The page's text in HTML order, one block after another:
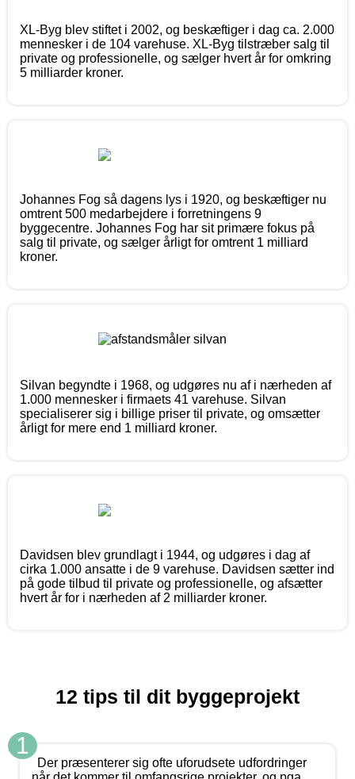
XL-Byg blev stiftet i 2002, og beskæftiger i dag ca. 2.000
mennesker i de 104 varehuse. XL-Byg tilstræber salg til
private og professionelle, og sælger hvert år for omkring
5 milliarder kroner.
Johannes Fog så dagens lys i 1920, og beskæftiger nu
omtrent 500 medarbejdere i forretningens 9
byggecentre. Johannes Fog har sit primære fokus på
salg til private, og sælger årligt for omtrent 1 milliard
kroner.
Silvan begyndte i 1968, og udgøres nu af i nærheden af
1.000 mennesker i firmaets 41 varehuse. Silvan
specialiserer sig i billige priser til private, og omsætter
årligt for mere end 1 milliard kroner.
Davidsen blev grundlagt i 1944, og udgøres i dag af
cirka 1.000 ansatte i de 9 varehuse. Davidsen sætter ind
på gode tilbud til private og professionelle, og afsætter
hvert år for i nærheden af 2 milliarder kroner.
12 tips til dit byggeprojekt
1
Der præsenterer sig ofte uforudsete udfordringer